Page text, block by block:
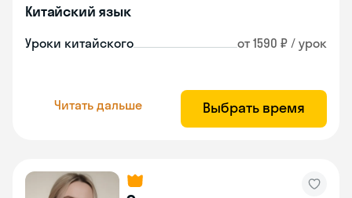
Китайский язык
Уроки китайского от 1590 ₽ / урок
Читать дальше Выбрать время